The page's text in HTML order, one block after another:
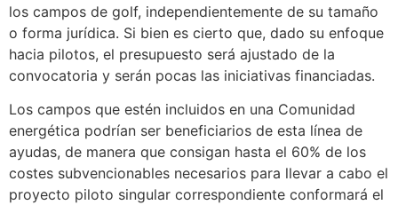
los campos de golf, independientemente de su tamaño
o forma jurídica. Si bien es cierto que, dado su enfoque
hacia pilotos, el presupuesto será ajustado de la
convocatoria y serán pocas las iniciativas financiadas.
Los campos que estén incluidos en una Comunidad
energética podrían ser beneficiarios de esta línea de
ayudas, de manera que consigan hasta el 60% de los
costes subvencionables necesarios para llevar a cabo el
proyecto piloto singular correspondiente conformará el